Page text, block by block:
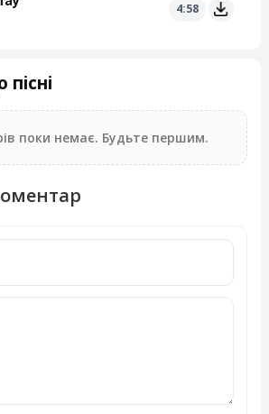
4:58
поки немає. Будьте першим.